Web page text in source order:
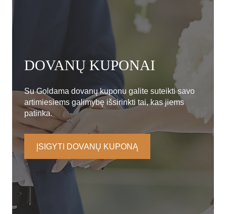
DOVANŲ KUPONAI
Su Goldama dovanų kuponu galite suteikti savo
artimiesiems galimybę išsirinkti tai, kas jiems
patinka.
ĮSIGYTI DOVANŲ KUPONĄ